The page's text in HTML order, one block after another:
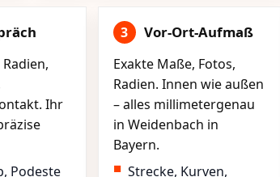
Ihr
Podeste
3 Vor-Ort-Aufmaß
Exakte Maße, Fotos,
Radien. Innen wie außen
– alles millimetergenau
in Weidenbach in
Bayern.
Strecke, Kurven,